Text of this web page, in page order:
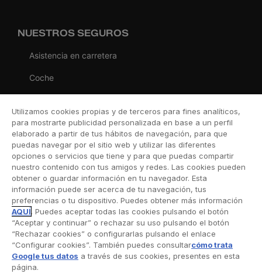
NUESTROS SEGUROS
Asistencia en carretera
Coche
Viaje
Hogar
Vida
Decesos
Dental
Deportivo
Esquí
Utilizamos cookies propias y de terceros para fines analíticos,
para mostrarte publicidad personalizada en base a un perfil
elaborado a partir de tus hábitos de navegación, para que
puedas navegar por el sitio web y utilizar las diferentes
opciones o servicios que tiene y para que puedas compartir
nuestro contenido con tus amigos y redes. Las cookies pueden
obtener o guardar información en tu navegador. Esta
información puede ser acerca de tu navegación, tus
preferencias o tu dispositivo. Puedes obtener más información
AQUÍ. Puedes aceptar todas las cookies pulsando el botón
“Aceptar y continuar” o rechazar su uso pulsando el botón
“Rechazar cookies” o configurarlas pulsando el enlace
“Configurar cookies”. También puedes consultarcómo trata
Google tus datos a través de sus cookies, presentes en esta
página.